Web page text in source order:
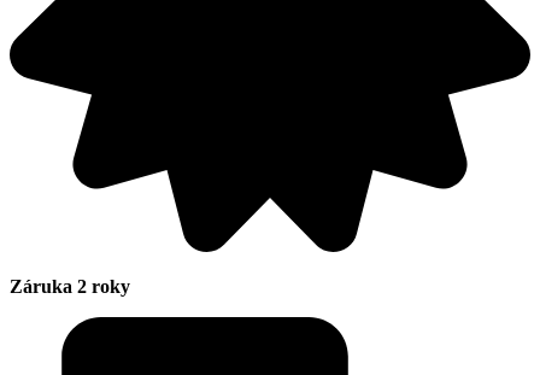
Záruka 2 roky